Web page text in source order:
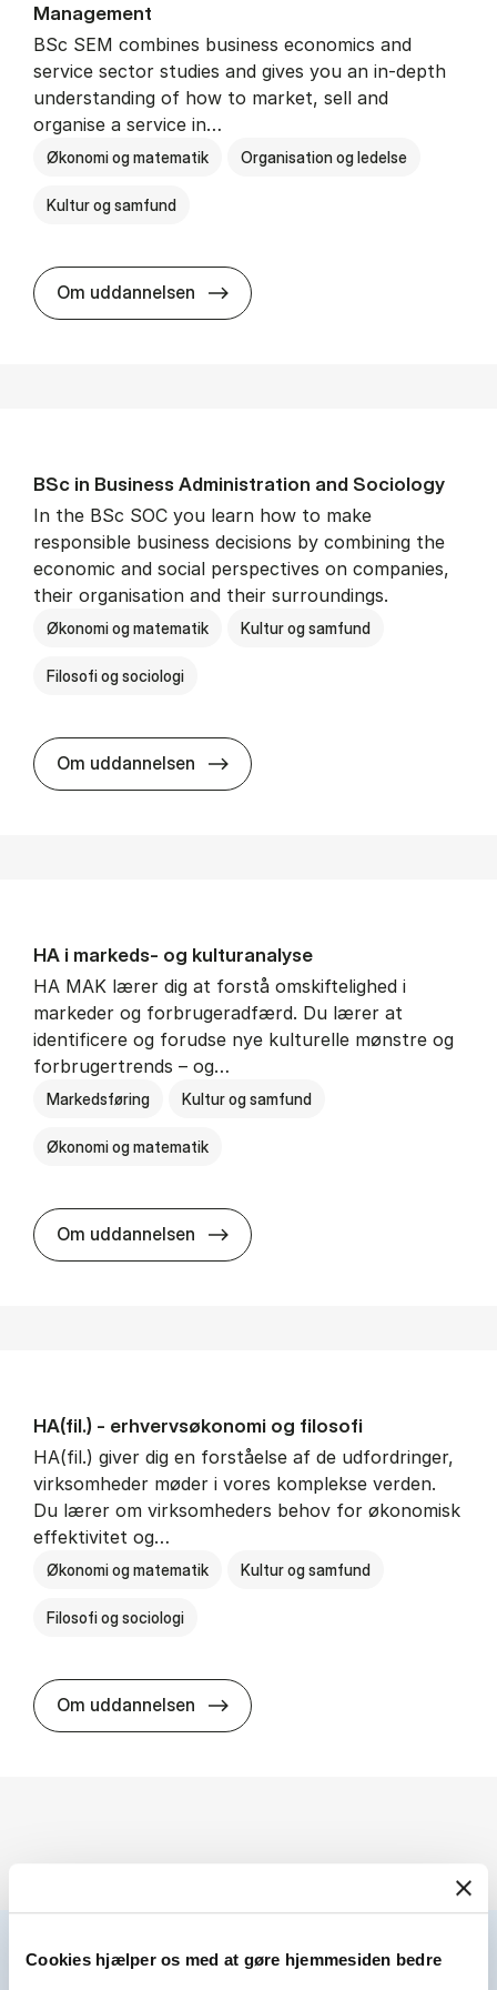
Cookies hjælper os med at gøre hjemmesiden bedre
Man­age­ment
BSc SEM combines business economics and
service sector studies and gives you an in-depth
understanding of how to market, sell and
organise a service in…
Økonomi og matematik Organisation og ledelse
Kultur og samfund
Om uddannelsen BSc in Busi­ness Ad­min­is­tra­tion
BSc in Busi­ness Ad­min­is­tra­tion and So­ci­ology
In the BSc SOC you learn how to make
responsible business decisions by combining the
economic and social perspectives on companies,
their organisation and their surroundings.
Økonomi og matematik Kultur og samfund
Filosofi og sociologi
Om uddannelsen BSc in Busi­ness Ad­min­is­tra­tion
HA i mar­keds- og kul­tu­r­a­na­ly­se
HA MAK lærer dig at forstå omskiftelighed i
markeder og forbrugeradfærd. Du lærer at
identificere og forudse nye kulturelle mønstre og
forbrugertrends – og…
Markedsføring Kultur og samfund
Økonomi og matematik
Om uddannelsen HA i mar­keds- og kul­tu­r­a­na­ly­se
HA(fil.) - erhvervs­økonomi og fi­lo­so­fi
HA(fil.) giver dig en forståelse af de udfordringer,
virksomheder møder i vores komplekse verden.
Du lærer om virksomheders behov for økonomisk
effektivitet og…
Økonomi og matematik Kultur og samfund
Filosofi og sociologi
Om uddannelsen HA(fil.) - erhvervs­økonomi og